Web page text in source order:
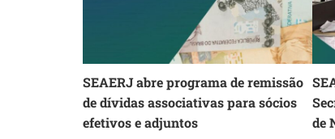
SEAERJ abre programa de remissão
de dívidas associativas para sócios
efetivos e adjuntos
de